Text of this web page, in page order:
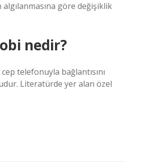
algılanmasına göre değişiklik
nedir?
telefonuyla bağlantısını
Literatürde yer alan özel